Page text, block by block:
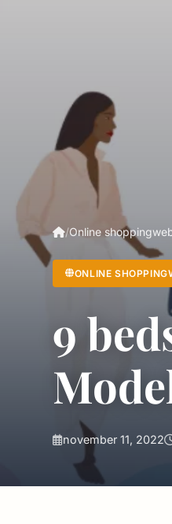
/Online
ONLINE
9
november 11, 2022